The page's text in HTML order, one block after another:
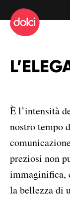
È l’intensità
nostro tempo
preziosi non
immaginifica,
la bellezza di